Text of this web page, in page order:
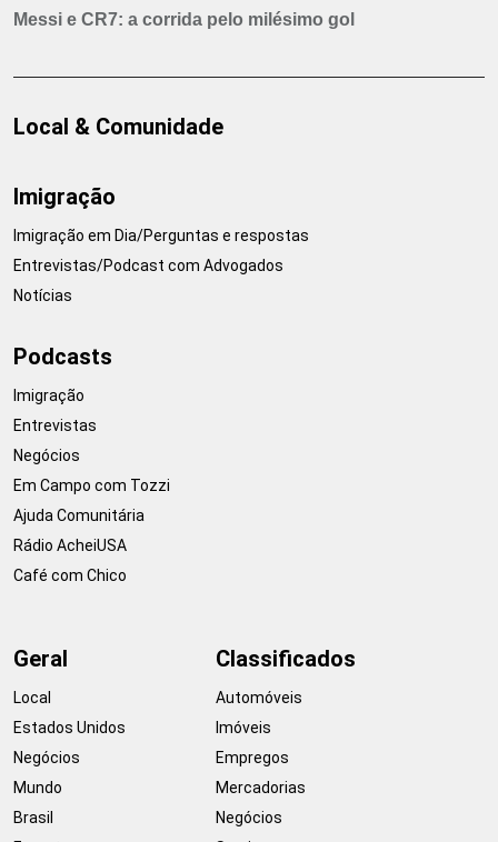
Messi e CR7: a corrida pelo milésimo gol
Local & Comunidade
Imigração
Imigração em Dia/Perguntas e respostas
Entrevistas/Podcast com Advogados
Notícias
Podcasts
Imigração
Entrevistas
Negócios
Em Campo com Tozzi
Ajuda Comunitária
Rádio AcheiUSA
Café com Chico
Geral
Local
Estados Unidos
Negócios
Mundo
Brasil
Classificados
Automóveis
Imóveis
Empregos
Mercadorias
Negócios